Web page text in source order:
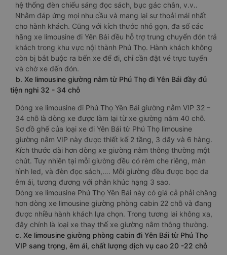
hệ thống đèn chiếu sáng đọc sách, bục gác chân, v.v..
Nhằm đáp ứng mọi nhu cầu và mang lại sự thoải mái nhất
cho hành khách. Cũng với kích thước nhỏ gọn, đa số các
hãng xe limousine đi Yên Bái đều hỗ trợ trung chuyển đón trả
khách trong khu vực nội thành Phú Thọ. Hành khách không
còn bị bắt buộc ra bến xe để đi, chỉ cần đặt vé trực tuyến
và chờ xe đến đón.
b. Xe limousine giường nằm từ Phú Thọ đi Yên Bái đầy đủ
tiện nghi 32 - 34 chỗ
Dòng xe limousine đi Phú Thọ Yên Bái giường nằm VIP 32 –
34 chỗ là dòng xe được làm lại từ xe giường nằm 40 chỗ.
Sơ đồ ghế của loại xe đi Yên Bái từ Phú Thọ limousine
giường nằm VIP này được thiết kế 2 tầng, 3 dãy và 6 hàng.
Kích thước dài hơn dòng xe giường nằm thông thường một
chút. Tuy nhiên tại mỗi giường đều có rèm che riêng, màn
hình led, và đèn đọc sách,…. Mỗi giường đều được bọc da
êm ái, tương đương với phân khúc hạng 3 sao.
Dòng xe limousine Phú Thọ Yên Bái này có giá cả phải chăng
hơn dòng xe limousine giường phòng cabin 22 chỗ và đang
được nhiều hành khách lựa chọn. Trong tương lai không xa,
đây chính là loại xe thay thế xe giường nằm thông thường.
c. Xe limousine giường phòng cabin đi Yên Bái từ Phú Thọ
VIP sang trọng, êm ái, chất lượng dịch vụ cao 20 -22 chỗ